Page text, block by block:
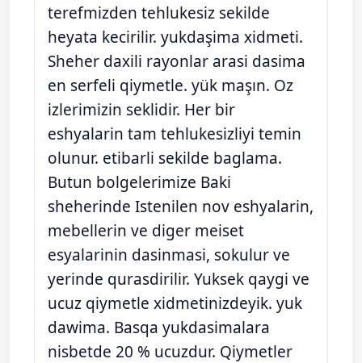
terefmizden tehlukesiz sekilde
heyata kecirilir. yukdaşima xidmeti.
Sheher daxili rayonlar arasi dasima
en serfeli qiymetle. yük maşın. Oz
izlerimizin seklidir. Her bir
eshyalarin tam tehlukesizliyi temin
olunur. etibarli sekilde baglama.
Butun bolgelerimize Baki
sheherinde Istenilen nov eshyalarin,
mebellerin ve diger meiset
esyalarinin dasinmasi, sokulur ve
yerinde qurasdirilir. Yuksek qaygi ve
ucuz qiymetle xidmetinizdeyik. yuk
dawima. Basqa yukdasimalara
nisbetde 20 % ucuzdur. Qiymetler